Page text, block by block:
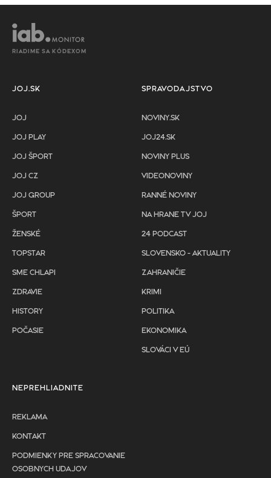
RIADIME SA KÓDEXOM
JOJ.SK
JOJ
JOJ PLAY
JOJ ŠPORT
JOJ CZ
JOJ GROUP
ŠPORT
ŽENSKÉ
TOPSTAR
SME CHLAPI
ZDRAVIE
HISTORY
POČASIE
SPRAVODAJSTVO
NOVINY.SK
JOJ24.SK
NOVINY PLUS
VIDEONOVINY
RANNÉ NOVINY
NA HRANE TV JOJ
24 PODCAST
SLOVENSKO - AKTUALITY
ZAHRANIČIE
KRIMI
POLITIKA
EKONOMIKA
SLOVÁCI V EÚ
NEPREHLIADNITE
REKLAMA
KONTAKT
PODMIENKY PRE SPRACOVANIE
OSOBNYCH UDAJOV